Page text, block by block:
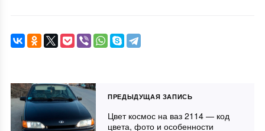
ПРЕДЫДУЩАЯ ЗАПИСЬ
Цвет космос на ваз 2114 — код
цвета, фото и особенности